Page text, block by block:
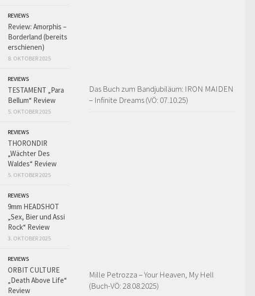
Das Buch zum Bandjubiläum: IRON MAIDEN
– Infinite Dreams (VÖ: 07.10.25)
Mille Petrozza – Your Heaven, My Hell
(Buch-VÖ: 28.08.2025)
REVIEWS
Review: Amorphis –
Borderland (bereits
erschienen)
8. OKTOBER 2025
REVIEWS
TESTAMENT „Para
Bellum“ Review
5. OKTOBER 2025
REVIEWS
THORONDIR
„Wächter Des
Waldes“ Review
5. OKTOBER 2025
REVIEWS
9mm HEADSHOT
„Sex, Bier und Assi
Rock“ Review
3. OKTOBER 2025
REVIEWS
ORBIT CULTURE
„Death Above Life“
Review